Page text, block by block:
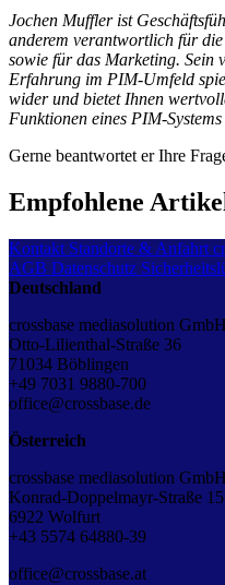
Jochen Muffler ist
anderem verantwortlich für
sowie für das Marketing. Sein
Erfahrung im PIM-Umfeld
wider und bietet Ihnen
Funktionen eines PIM-
Gerne beantwortet er Ihre
Empfohlene
Kontakt Standorte & Anfahrt
AGB Datenschutz
Deutschland
crossbase mediasolution GmbH
Otto-Lilienthal-Straße 36
71034 Böblingen
+49 7031 9880-700
office@crossbase.de
Österreich
crossbase mediasolution GmbH
Konrad-Doppelmayr-Straße 15
6922 Wolfurt
+43 5574 64880-39
office@crossbase.at